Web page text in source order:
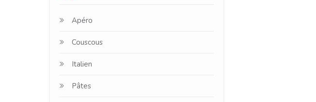
Apéro
Couscous
Italien
Pâtes